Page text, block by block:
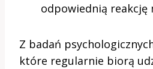
odpowiednią reakcję
Z badań
które regularnie biorą